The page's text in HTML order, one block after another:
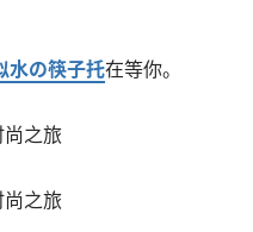
水の筷子托在等你。